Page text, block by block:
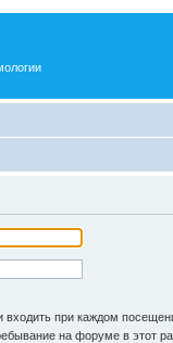
входить при каждом
на форуме в этот